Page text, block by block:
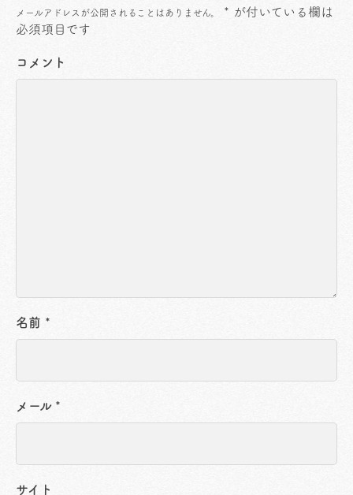
メールアドレスが公開されることはありません。 * が付いている欄は
必須項目です
コメント
名前 *
メール *
サイト